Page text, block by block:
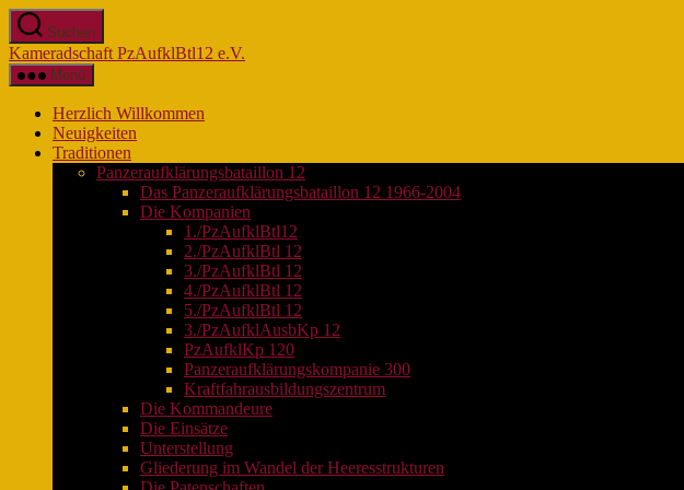
Zum
Inhalt
springen
Suchen
Kameradschaft PzAufklBtl12 e.V.
Menü
Herzlich Willkommen
Neuigkeiten
Traditionen
Panzeraufklärungsbataillon 12
Das Panzeraufklärungsbataillon 12 1966-2004
Die Kompanien
1./PzAufklBtl12
2./PzAufklBtl 12
3./PzAufklBtl 12
4./PzAufklBtl 12
5./PzAufklBtl 12
3./PzAufklAusbKp 12
PzAufklKp 120
Panzeraufklärungskompanie 300
Kraftfahrausbildungszentrum
Die Kommandeure
Die Einsätze
Unterstellung
Gliederung im Wandel der Heeresstrukturen